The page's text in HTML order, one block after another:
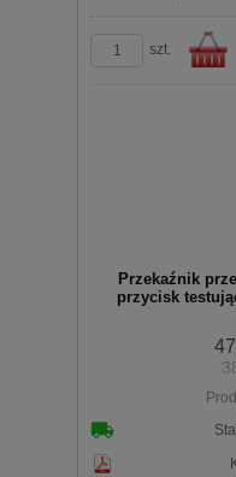
szt.
Przekaźnik
przycisk